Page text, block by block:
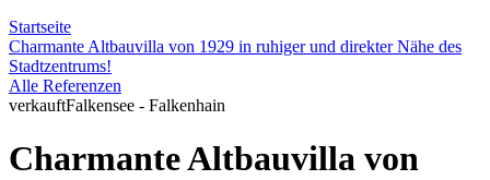
Startseite
Charmante Altbauvilla von 1929 in ruhiger und direkter Nähe des
Stadtzentrums!
Alle Referenzen
verkauftFalkensee - Falkenhain
Charmante Altbauvilla von